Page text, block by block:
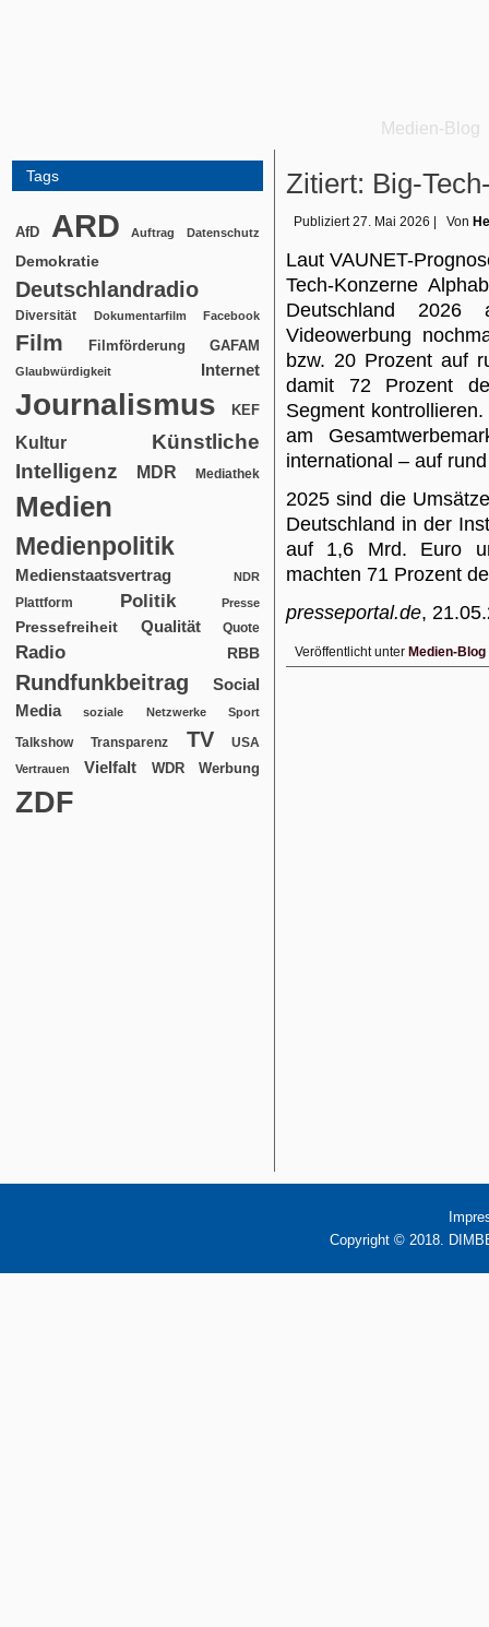
Medien-Blog
Tags
AfD ARD Auftrag Datenschutz
Demokratie
Deutschlandradio
Diversität Dokumentarfilm Facebook
Film Filmförderung GAFAM
Glaubwürdigkeit Internet
Journalismus KEF
Kultur
Künstliche
Intelligenz
MDR Mediathek
Medien
Medienpolitik
Medienstaatsvertrag NDR
Plattform Politik Presse
Pressefreiheit Qualität Quote
Radio RBB
Rundfunkbeitrag
Social
Media
soziale Netzwerke Sport
Talkshow Transparenz TV USA
Vertrauen Vielfalt WDR Werbung
ZDF
Zitiert: Big-
Publiziert 27. Mai 2026 Von
Laut VAUNET-
Tech-Konzerne
Deutschland
Videowerbung
bzw. 20 Prozent auf
damit 72 Prozent
Segment
am
international – auf
2025 sind die
Deutschland in der
auf 1,6 Mrd. Euro
machten 71 Prozent
presseportal.de,
Veröffentlicht unter Medien-Blog
Copyright © 2018.